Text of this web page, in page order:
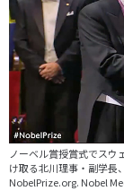
ノーベル賞授賞式でスウ
け取る北川理事・副学長
NobelPrize.org. Nobel